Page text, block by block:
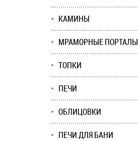
КАМИНЫ
МРАМОРНЫЕ ПОРТАЛЫ
ТОПКИ
ПЕЧИ
ОБЛИЦОВКИ
ПЕЧИ ДЛЯ БАНИ